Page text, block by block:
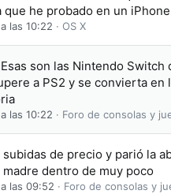
he probado en un iPhone
las 10:22 OS X
son las Nintendo Switch
a PS2 y se convierta en
las 10:22 Foro de consolas y
subidas de precio y parió la
dentro de muy poco
las 09:52 Foro de consolas y